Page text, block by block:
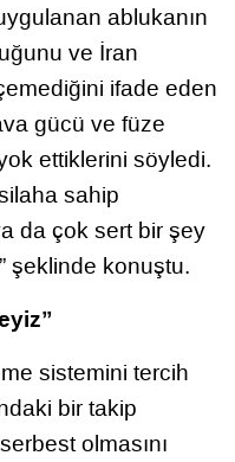
ablukanın
ve İran
ifade eden
gücü ve füze
ettiklerini söyledi.
sahip
da çok sert bir şey
şeklinde konuştu.
sistemini tercih
bir takip
olmasını